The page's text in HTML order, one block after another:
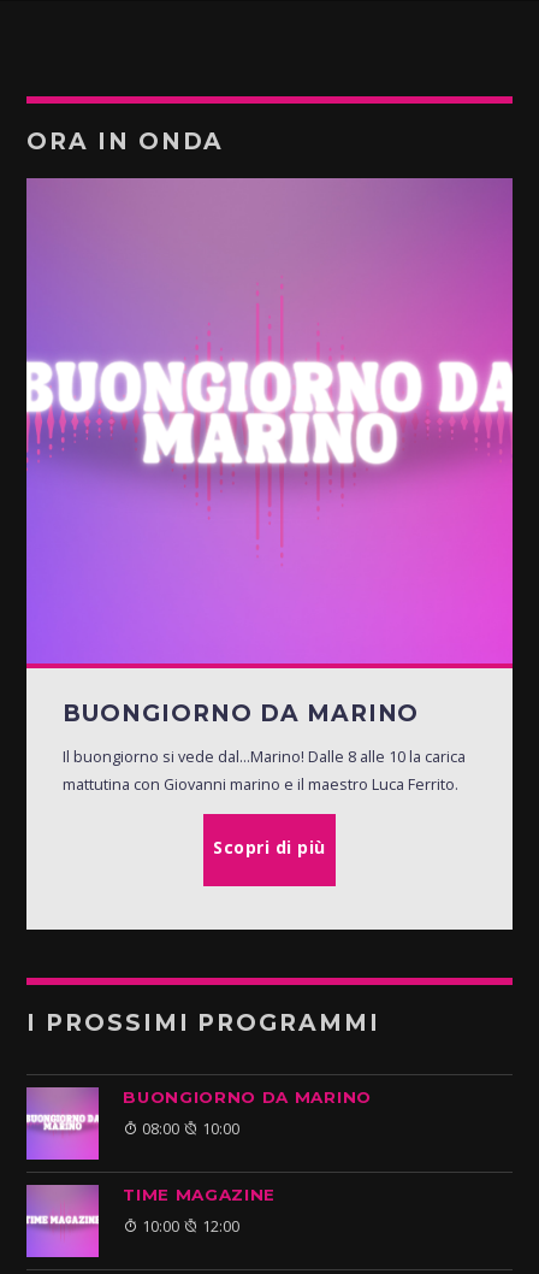
ORA IN ONDA
BUONGIORNO DA MARINO
Il buongiorno si vede dal...Marino! Dalle 8 alle 10 la carica
mattutina con Giovanni marino e il maestro Luca Ferrito.
Scopri di più
I PROSSIMI PROGRAMMI
BUONGIORNO DA MARINO
08:00 10:00
TIME MAGAZINE
10:00 12:00